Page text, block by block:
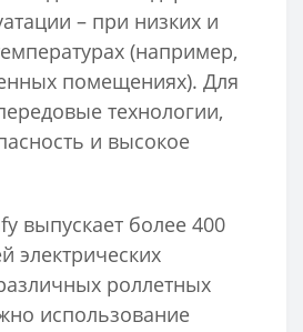
– при низких и
(например,
помещениях). Для
технологии,
и высокое
выпускает более 400
электрических
роллетных
использование